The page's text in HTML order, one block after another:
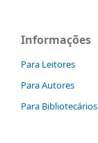
Informações
Para Leitores
Para Autores
Para Bibliotecários